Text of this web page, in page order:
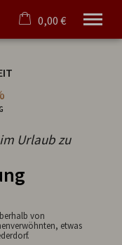
0,00 €
Urlaub zu
von
etwas